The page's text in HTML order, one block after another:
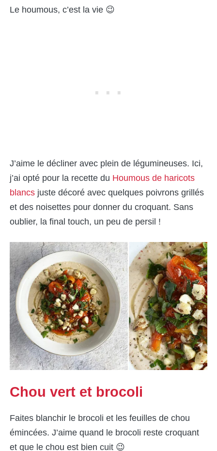
Le houmous, c’est la vie 😉
J’aime le décliner avec plein de légumineuses. Ici,
j’ai opté pour la recette du Houmous de haricots
blancs juste décoré avec quelques poivrons grillés
et des noisettes pour donner du croquant. Sans
oublier, la final touch, un peu de persil !
Chou vert et brocoli
Faites blanchir le brocoli et les feuilles de chou
émincées. J’aime quand le brocoli reste croquant
et que le chou est bien cuit 😉